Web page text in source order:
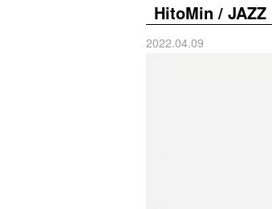
HitoMin / JAZZ
2022.04.09